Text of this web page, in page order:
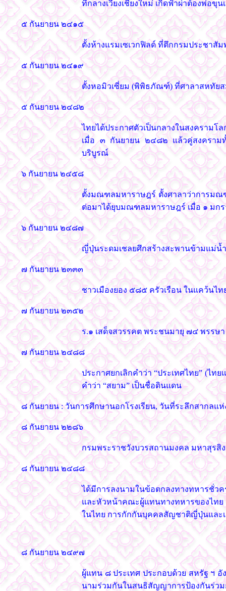
ที่กลางเวียงเชียงใหม่ เกิดฟ้าผ่าต้องพ่อขุ
๕ กันยายน ๒๔๑๕
ตั้งห้างแรมเซเวกฟิลด์ ที่ตึกกรมประชาสั
๕ กันยายน ๒๔๑๙
ตั้งหอมิวเซี่ยม (พิพิธภัณฑ์) ที่ศาลาสหทัย
๕ กันยายน ๒๔๘๒
ไทยได้ประกาศตัวเป็นกลางในสงคราม
เมื่อ ๓ กันยายน ๒๔๘๒ แล้วคู่สงครามทั้
บริบูรณ์
๖ กันยายน ๒๔๕๘
ตั้งมณฑลมหาราษฎร์ ตั้งศาลาว่าการม
ต่อมาได้ยุบมณฑลมหาราษฎร์ เมื่อ ๑ มก
๖ กันยายน ๒๔๘๗
ญี่ปุ่นระดมเชลยศึกสร้างสะพานข้ามแม่น้
๗ กันยายน ๒๓๓๓
ชาวเมืองยอง ๕๘๕ ครัวเรือน ในแคว้นไ
๗ กันยายน ๒๓๕๒
ร.๑ เสด็จสวรรคต พระชนมายุ ๗๔ พรรษ
๗ กันยายน ๒๔๘๘
ประกาศยกเลิกคำว่า “ประเทศไทย” (ไท
คำว่า “สยาม” เป็นชื่อดินแดน
๘ กันยายน : วันการศึกษานอกโรงเรียน, วันที่ระลึกสากลแ
๘ กันยายน ๒๒๘๖
กรมพระราชวังบวรสถานมงคล มหาสุรสิ
๘ กันยายน ๒๔๘๘
ได้มีการลงนามในข้อตกลงทางทหารชั่
และหัวหน้าคณะผู้แทนทางทหารของไทย
ในไทย การกักกันบุคคลสัญชาติญี่ปุ่นและ
๘ กันยายน ๒๔๙๗
ผู้แทน ๘ ประเทศ ประกอบด้วย สหรัฐ ฯ
นามร่วมกันในสนธิสัญญาการป้องกันร่ว